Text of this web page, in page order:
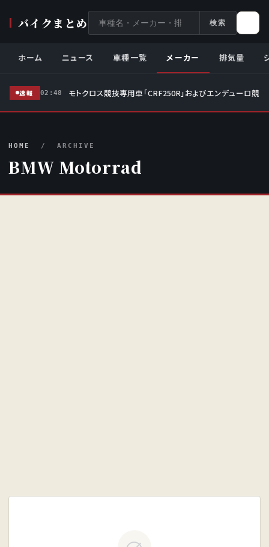
バイクまとめ
イ
内
索
検索
ホーム ニュース 車種一覧 メーカー 排気量
速報 02:48 モトクロス競技専用車「CRF250R」およびエンデューロ競
HOME / ARCHIVE
BMW Motorrad